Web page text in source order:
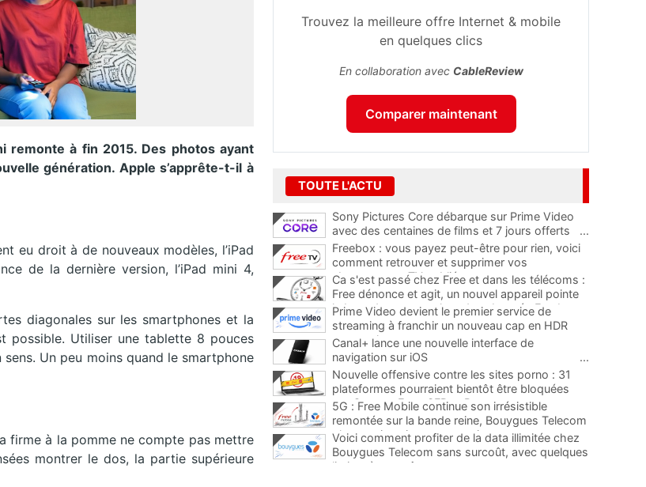
remonte à fin 2015. Des photos ayant
génération. Apple s’apprête-t-il à
eu droit à de nouveaux modèles, l’iPad
de la dernière version, l’iPad mini 4,
diagonales sur les smartphones et la
possible. Utiliser une tablette 8 pouces
Un peu moins quand le smartphone
firme à la pomme ne compte pas mettre
montrer le dos, la partie supérieure
Trouvez la meilleure offre Internet & mobile
en quelques clics
En collaboration avec CableReview
Comparer maintenant
TOUTE L'ACTU
Sony Pictures Core débarque sur Prime Video
avec des centaines de films et 7 jours offerts
...
Freebox : vous payez peut-être pour rien, voici
comment retrouver et supprimer vos
abonnements TV oubliés
...
Ca s'est passé chez Free et dans les télécoms :
Free dénonce et agit, un nouvel appareil pointe
le bout de son nez chez des abonnés Freebox...
Prime Video devient le premier service de
streaming à franchir un nouveau cap en HDR
avec ce lancement
Canal+ lance une nouvelle interface de
navigation sur iOS
...
Nouvelle offensive contre les sites porno : 31
plateformes pourraient bientôt être bloquées
par Orange, Free, SFR et Bouygues
5G : Free Mobile continue son irrésistible
remontée sur la bande reine, Bouygues Telecom
plus que jamais sous pression
Voici comment profiter de la data illimitée chez
Bouygues Telecom sans surcoût, avec quelques
limites à connaître